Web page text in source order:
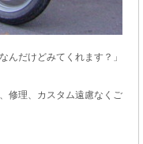
んだけどみてくれます？」
修理、カスタム遠慮なくご